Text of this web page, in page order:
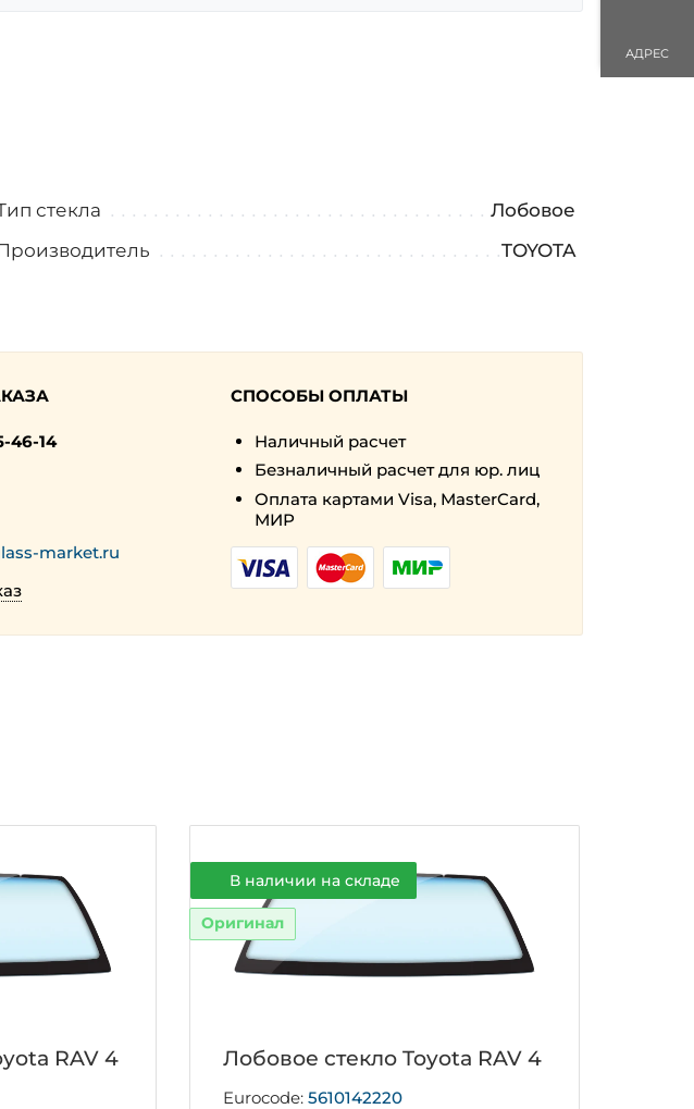
стекла
Лобовое
TOYOTA
46-14
market.ru
СПОСОБЫ ОПЛАТЫ
Наличный расчет
Безналичный расчет для юр. лиц
Оплата картами Visa, MasterCard,
МИР
RAV 4
В наличии на складе
Оригинал
Лобовое стекло Toyota RAV 4
Eurocode: 5610142220
АДРЕС